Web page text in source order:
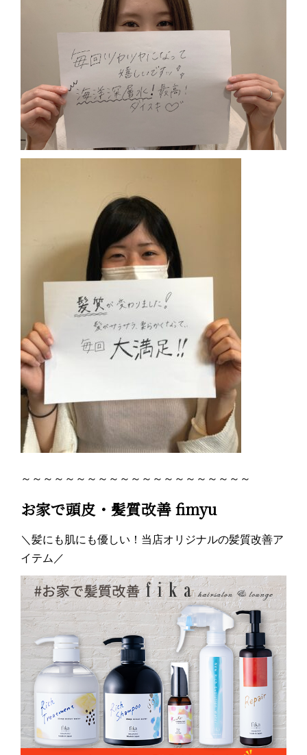
～～～～～～～～～～～～～～～～～～～～～
お家で頭皮・髪質改善 fimyu
＼髪にも肌にも優しい！当店オリジナルの髪質改善ア
イテム／